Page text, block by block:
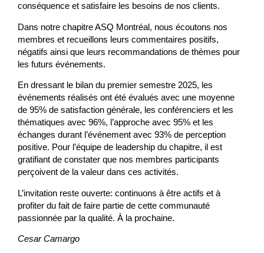
conséquence et satisfaire les besoins de nos clients.
Dans notre chapitre ASQ Montréal, nous écoutons nos
membres et recueillons leurs commentaires positifs,
négatifs ainsi que leurs recommandations de thèmes pour
les futurs événements.
En dressant le bilan du premier semestre 2025, les
événements réalisés ont été évalués avec une moyenne
de 95% de satisfaction générale, les conférenciers et les
thématiques avec 96%, l’approche avec 95% et les
échanges durant l’événement avec 93% de perception
positive. Pour l’équipe de leadership du chapitre, il est
gratifiant de constater que nos membres participants
perçoivent de la valeur dans ces activités.
L’invitation reste ouverte: continuons à être actifs et à
profiter du fait de faire partie de cette communauté
passionnée par la qualité. À la prochaine.
Cesar Camargo